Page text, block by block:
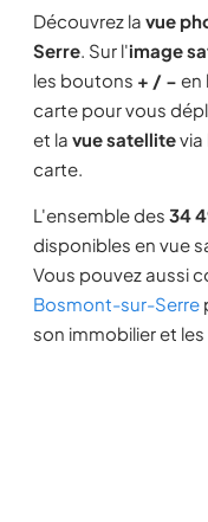
Découvrez la vue
Serre. Sur l'image
les boutons + / − en
carte pour vous
et la vue satellitevia
carte.
L'ensemble des 34
disponibles en vue
Vous pouvez aussi
Bosmont-sur-Serre
son immobilier et